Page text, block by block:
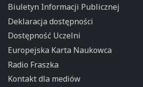
Biuletyn Informacji Publicznej
Deklaracja dostępności
Dostępność Uczelni
Europejska Karta Naukowca
Radio Fraszka
Kontakt dla mediów